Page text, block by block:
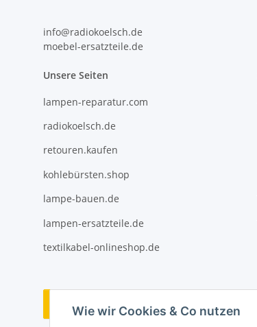
Wie wir Cookies & Co nutzen
info@radiokoelsch.de
moebel-ersatzteile.de
Unsere Seiten
lampen-reparatur.com
radiokoelsch.de
retouren.kaufen
kohlebürsten.shop
lampe-bauen.de
lampen-ersatzteile.de
textilkabel-onlineshop.de
Vertrag widerrufen